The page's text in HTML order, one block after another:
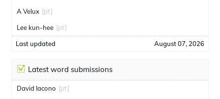
A Velux [pt]
Lee kun-hee [pt]
Last updated August 07, 2026
Latest word submissions
David Iacono [pt]